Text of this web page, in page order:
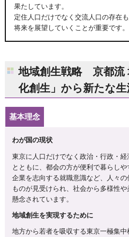
果たしています。
定住人口だけでなく交流人口の存在
将来を展望していくことが重要です。
地域創生戦略 京都流
化創生」から新たな生
基本理念
わが国の現状
東京に人口だけでなく政治・行政・
とともに、都会の方が便利で暮らし
企業を志向する就職意識など、人々
ものが見受けられ、社会から多様性
懸念されています。
地域創生を実現するために
地方から若者を吸収する東京一極集